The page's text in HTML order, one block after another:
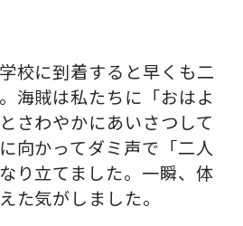
校に到着すると早くも二
海賊は私たちに「おはよ
さわやかにあいさつして
向かってダミ声で「二人
り立てました。一瞬、体
た気がしました。